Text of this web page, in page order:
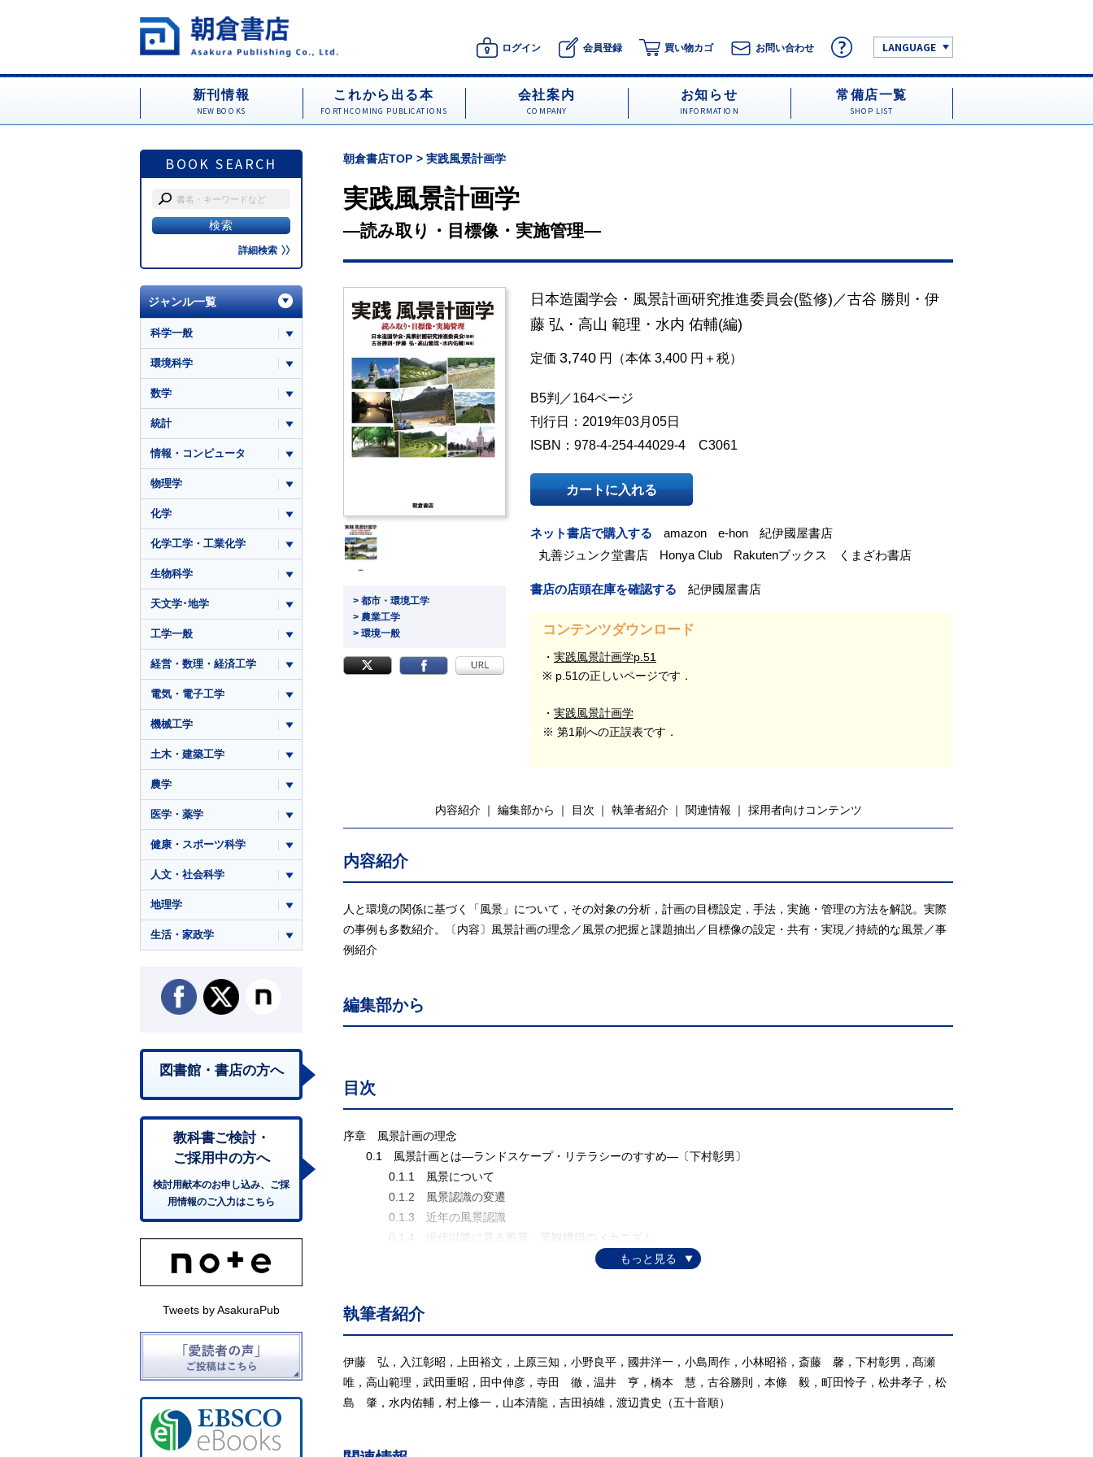
ログイン 会員登録 買い物カゴ お問い合わせ LANGUAGE
新刊情報
NEW BOOKS
これから出る本
FORTHCOMING PUBLICATIONS
会社案内
COMPANY
お知らせ
INFORMATION
常備店一覧
SHOP LIST
BOOK SEARCH
詳細検索
朝倉書店TOP 実践風景計画学
実践風景計画学
―読み取り・目標像・実施管理―
> 都市・環境工学
> 農業工学
> 環境一般
日本造園学会・風景計画研究推進委員会(監修)／古谷 勝則 ・ 伊
藤 弘 ・ 高山 範理 ・ 水内 佑輔(編)
定価 3,740 円（本体 3,400 円＋税）
B5判／164ページ
刊行日：2019年03月05日
ISBN：978-4-254-44029-4 C3061
カートに入れる
ネット書店で購入する amazon e-hon
紀伊國屋書店
丸善ジュンク堂書店
Honya Club Rakutenブックス くまざわ書店
書店の店頭在庫を確認する 紀伊國屋書店
コンテンツダウンロード
実践風景計画学p.51
※ p.51の正しいページです．
実践風景計画学
※ 第1刷への正誤表です．
内容紹介 編集部から 目次 執筆者紹介 関連情報 採用者向けコンテンツ
内容紹介
人と環境の関係に基づく「風景」について，その対象の分析，計画の目標設定，手法，実施・管理の方法を解説。実際
の事例も多数紹介。〔内容〕風景計画の理念／風景の把握と課題抽出／目標像の設定・共有・実現／持続的な風景／事
例紹介
編集部から
目次
序章 風景計画の理念
0.1 風景計画とは―ランドスケープ・リテラシーのすすめ―〔下村彰男〕
0.1.1 風景について
0.1.2 風景認識の変遷
0.1.3 近年の風景認識
0.1.4 近代以降に見る風景・景観獲得のメカニズム
0.2.1 風 景
0.2.2 景 観
0.2.3 風景と景観
0.2.4 まなざし論
0.2.5 風景計画の方法論と風景
執筆者紹介
伊藤 弘，入江彰昭，上田裕文，上原三知，小野良平，國井洋一，小島周作，小林昭裕，斎藤 馨，下村彰男，髙瀬
唯，高山範理，武田重昭，田中伸彦，寺田 徹，温井 亨，橋本 慧，古谷勝則，本條 毅，町田怜子，松井孝子，松
島 肇，水内佑輔，村上修一，山本清龍，吉田禎雄，渡辺貴史（五十音順）
ジャンル一覧
科学一般
環境科学
数学
統計
情報・コンピュータ
物理学
化学
化学工学・工業化学
生物科学
天文学･地学
工学一般
経営・数理・経済工学
電気・電子工学
機械工学
土木・建築工学
農学
医学・薬学
健康・スポーツ科学
人文・社会科学
地理学
生活・家政学
図書館・書店の方へ
教科書ご検討・
ご採用中の方へ
検討用献本のお申し込み、ご採
用情報のご入力はこちら
Tweets by AsakuraPub